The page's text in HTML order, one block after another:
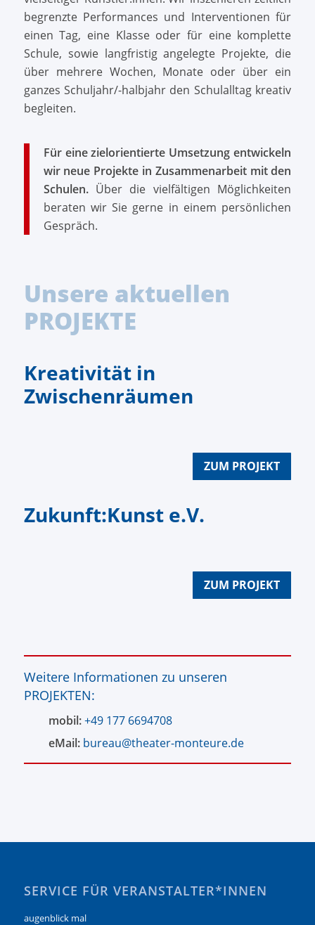
begrenzte Performances und Interventionen für
einen Tag, eine Klasse oder für eine komplette
Schule, sowie langfristig angelegte Projekte, die
über mehrere Wochen, Monate oder über ein
ganzes Schuljahr/-halbjahr den Schulalltag kreativ
begleiten.
Für eine zielorientierte Umsetzung entwickeln
wir neue Projekte in Zusammenarbeit mit den
Schulen.Über die vielfältigen Möglichkeiten
beraten wir Sie gerne in einem persönlichen
Gespräch.
Unsere aktuellen
PROJEKTE
Kreativität in
Zwischenräumen
ZUM PROJEKT
Zukunft:Kunst e.V.
ZUM PROJEKT
Weitere Informationen zu unseren
PROJEKTEN:
mobil: +49 177 6694708
eMail: bureau@theater-monteure.de
SERVICE FÜR VERANSTALTER*INNEN
augenblick mal